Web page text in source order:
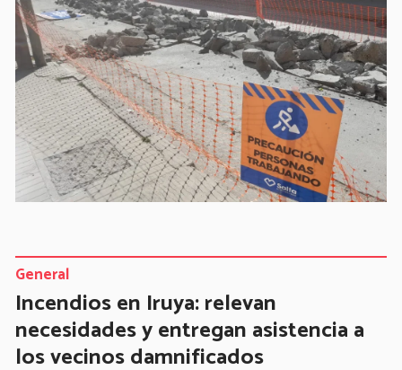
Incendios en Iruya: relevan
necesidades y entregan asistencia a
los vecinos damnificados
General